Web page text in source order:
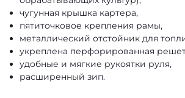
чугунная крышка картера,
пятиточковое крепления рамы,
металлический отстойник для
укреплена перфорированная
удобные и мягкие рукоятки руля,
расширенный зип.